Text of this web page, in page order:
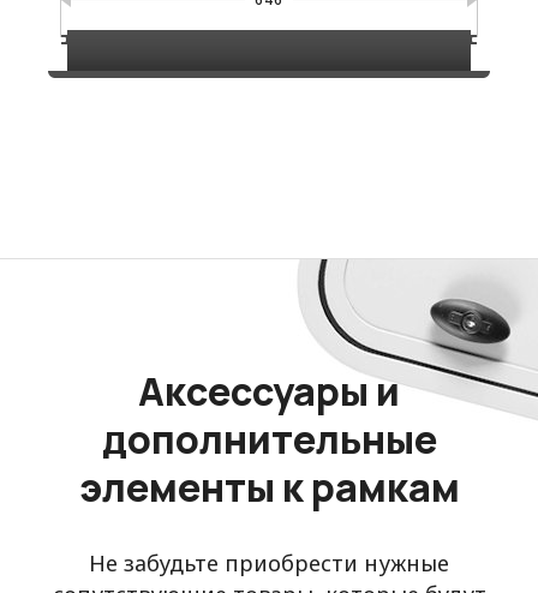
Аксессуары и
дополнительные
элементы к рамкам
Не забудьте приобрести нужные